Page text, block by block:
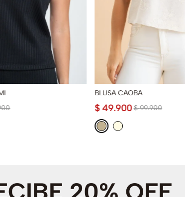
BLUSA CAOBA
$ 99.900
$ 49.900